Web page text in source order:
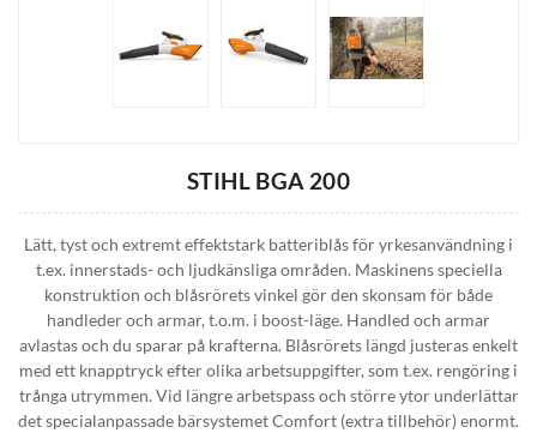
STIHL BGA 200
Lätt, tyst och extremt effektstark batteriblås för yrkesanvändning i
t.ex. innerstads- och ljudkänsliga områden. Maskinens speciella
konstruktion och blåsrörets vinkel gör den skonsam för både
handleder och armar, t.o.m. i boost-läge. Handled och armar
avlastas och du sparar på krafterna. Blåsrörets längd justeras enkelt
med ett knapptryck efter olika arbetsuppgifter, som t.ex. rengöring i
trånga utrymmen. Vid längre arbetspass och större ytor underlättar
det specialanpassade bärsystemet Comfort (extra tillbehör) enormt.